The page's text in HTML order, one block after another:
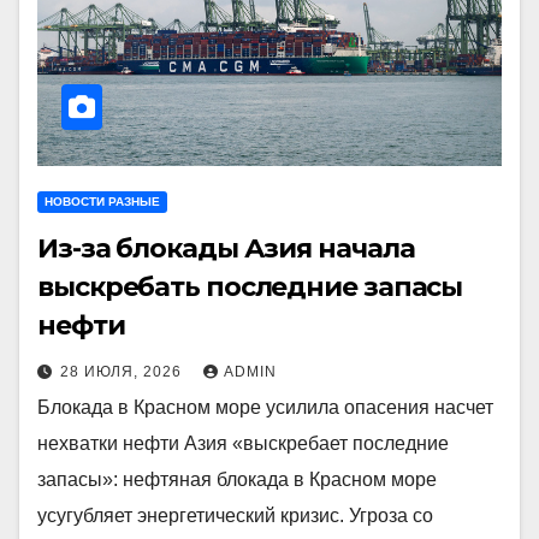
НОВОСТИ РАЗНЫЕ
Из-за блокады Азия начала
выскребать последние запасы
нефти
28 ИЮЛЯ, 2026 ADMIN
Блокада в Красном море усилила опасения насчет
нехватки нефти Азия «выскребает последние
запасы»: нефтяная блокада в Красном море
усугубляет энергетический кризис. Угроза со